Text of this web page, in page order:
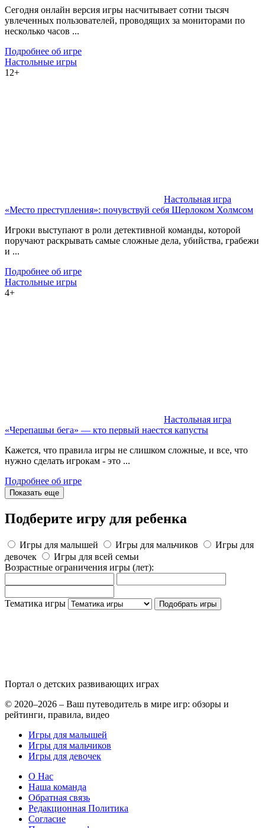
Сегодня онлайн версия игры насчитывает сотни тысяч
увлеченных пользователей, проводящих за мониторами по
несколько часов ...
Подробнее об игре
Настольные игры
12+
Настольная игра
«Место преступления»: почувствуй себя Шерлоком Холмсом
Игроки выступают в роли детективной команды, которой
поручают раскрывать самые сложные дела, убийства, грабежи
и ...
Подробнее об игре
Настольные игры
4+
Настольная игра
«Черепашьи бега» — кто первый наестся капусты
Кажется, что правила игры не слишком сложные, и все, что
нужно сделать игрокам - это ...
Подробнее об игре
Показать еще
Подберите игру для ребенка
Игры для малышей Игры для мальчиков
Игры для
девочек
Игры для всей семьи
Возрастные ограничения игры (лет):
Тематика игры Подобрать игры
Портал о детских развивающих играх
© 2020–2026 – Ваш путеводитель в мире игр: обзоры и
рейтинги, правила, видео
Игры для малышей
Игры для мальчиков
Игры для девочек
О Нас
Наша команда
Обратная связь
Редакционная Политика
Согласие